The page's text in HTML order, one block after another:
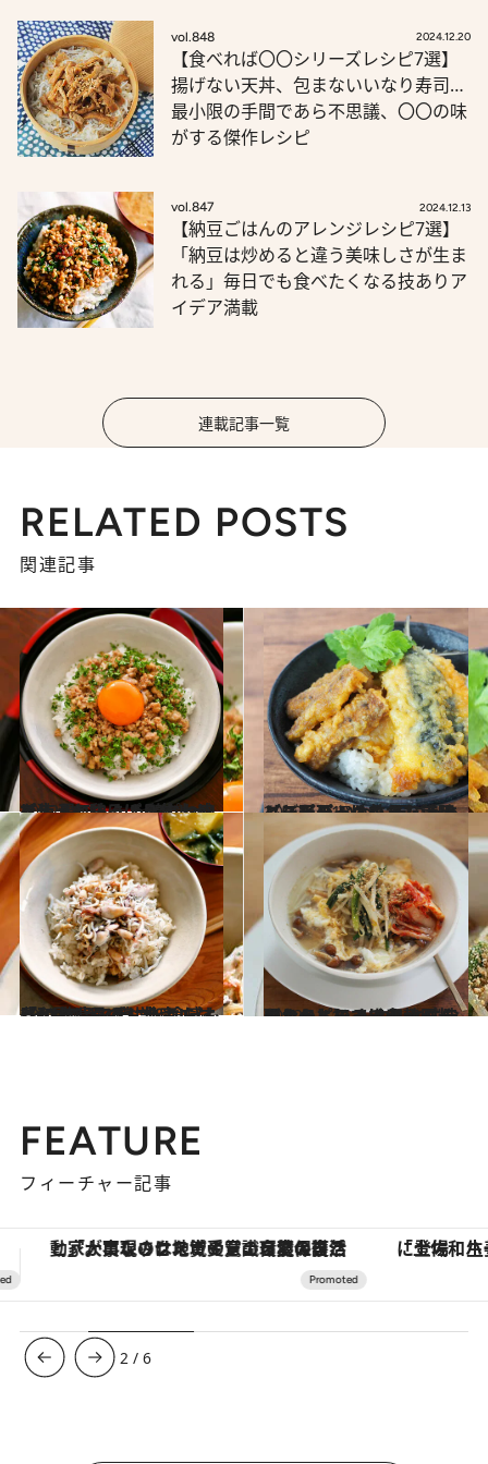
vol.848 2024.12.20
【食べれば〇〇シリーズレシピ7選】
揚げない天丼、包まないいなり寿司…
最小限の手間であら不思議、〇〇の味
がする傑作レシピ
vol.847 2024.12.13
【納豆ごはんのアレンジレシピ7選】
「納豆は炒めると違う美味しさが生ま
れる」毎日でも食べたくなる技ありア
イデア満載
連載記事一覧
RELATED POSTS
関連記事
2022.11.18
【大人の鶏そぼろ丼レシピ】 黒こしょうとパセリで大人な味に！ 鶏むね肉を使うとさっぱり仕上がる
グルメ 2022.11.17
【スーパーのいわし活用レシピ】 いわし天ぷらとごぼ天のっけ丼 ふにゃっとした天ぷらもまた美味
グルメ
2022.11.16
【和歌山県のお土産レシピ】 箕島で手に入れた「イカしらす」丼 しらす×イカで旨み倍増＆食感も豊か
グルメ 2022.11.15
【おうちでできる韓国料理レシピ】 もやしとニラのナムルのっけクッパ なめこのとろみで卵ふ～んわり
グルメ
FEATURE
フィーチャー記事
「土佐和ハーブかき氷」がOMO7高知に登場！生姜、山椒、大葉など目にも舌にも涼を呼ぶ郷土の味 ヴァシュロン・コンスタンタ
3 /6